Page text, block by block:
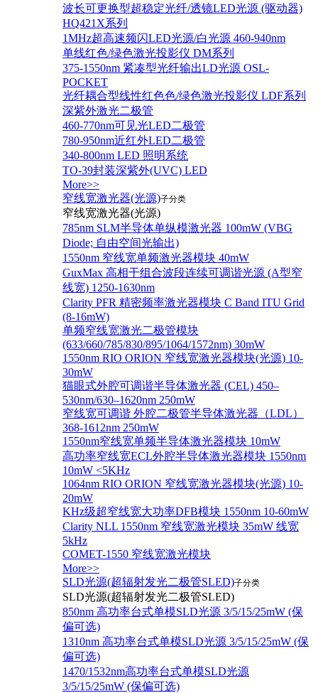
波长可更换型超稳定光纤/透镜LED光源 (驱动器)
HQ421X系列
1MHz超高速频闪LED光源/白光源 460-940nm
单线红色/绿色激光投影仪 DM系列
375-1550nm 紧凑型光纤输出LD光源 OSL-
POCKET
光纤耦合型线性红色色/绿色激光投影仪 LDF系列
深紫外激光二极管
460-770nm可见光LED二极管
780-950nm近红外LED二极管
340-800nm LED 照明系统
TO-39封装深紫外(UVC) LED
More>>
窄线宽激光器(光源)子分类
窄线宽激光器(光源)
785nm SLM半导体单纵模激光器 100mW (VBG
Diode; 自由空间光输出)
1550nm 窄线宽单频激光器模块 40mW
GuxMax 高相干组合波段连续可调谐光源 (A型窄
线宽) 1250-1630nm
Clarity PFR 精密频率激光器模块 C Band ITU Grid
(8-16mW)
单频窄线宽激光二极管模块
(633/660/785/830/895/1064/1572nm) 30mW
1550nm RIO ORION 窄线宽激光器模块(光源) 10-
30mW
猫眼式外腔可调谐半导体激光器 (CEL) 450–
530nm/630–1620nm 250mW
窄线宽可调谐 外腔二极管半导体激光器（LDL）
368-1612nm 250mW
1550nm窄线宽单频半导体激光器模块 10mW
高功率窄线宽ECL外腔半导体激光器模块 1550nm
10mW <5KHz
1064nm RIO ORION 窄线宽激光器模块(光源) 10-
20mW
KHz级超窄线宽大功率DFB模块 1550nm 10-60mW
Clarity NLL 1550nm 窄线宽激光模块 35mW 线宽
5kHz
COMET-1550 窄线宽激光模块
More>>
SLD光源(超辐射发光二极管SLED)子分类
SLD光源(超辐射发光二极管SLED)
850nm 高功率台式单模SLD光源 3/5/15/25mW (保
偏可选)
1310nm 高功率台式单模SLD光源 3/5/15/25mW (保
偏可选)
1470/1532nm高功率台式单模SLD光源
3/5/15/25mW (保偏可选)